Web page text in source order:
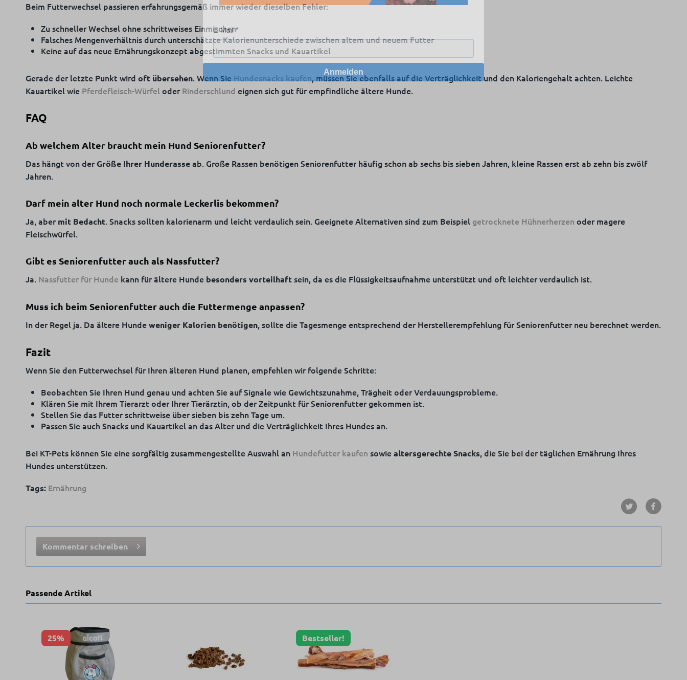
Beim Futterwechsel passieren erfahrungsgemäß immer wieder dieselben Fehler:
Zu schneller Wechsel ohne schrittweises Einmischen
Falsches Mengenverhältnis durch unterschätzte Kalorienunterschiede zwischen altem und neuem Futter
Keine auf das neue Ernährungskonzept abgestimmten Snacks und Kauartikel
Gerade der letzte Punkt wird oft übersehen. Wenn Sie Hundesnacks kaufen, müssen Sie ebenfalls auf die Verträglichkeit und den Kaloriengehalt achten. Leichte
Kauartikel wie Pferdefleisch-WürfeloderRinderschlund eignen sich gut für empfindliche ältere Hunde.
FAQ
Ab welchem Alter braucht mein Hund Seniorenfutter?
Das hängt von derGröße Ihrer Hunderasseab. Große Rassen benötigen Seniorenfutter häufig schon ab sechs bis sieben Jahren, kleine Rassen erst ab zehn bis zwölf
Jahren.
Darf mein alter Hund noch normale Leckerlis bekommen?
Ja, abermit Bedacht. Snacks sollten kalorienarm und leicht verdaulich sein. Geeignete Alternativen sind zum Beispiel getrocknete Hühnerherzen oder magere
Fleischwürfel.
Gibt es Seniorenfutter auch als Nassfutter?
Ja. Nassfutter für Hunde kann für ältere Hunde besonders vorteilhaftsein, da es die Flüssigkeitsaufnahme unterstützt und oft leichter verdaulich ist.
Muss ich beim Seniorenfutter auch die Futtermenge anpassen?
In der Regel ja. Da ältere Hundeweniger Kalorien benötigen, sollte die Tagesmenge entsprechend der Herstellerempfehlung für Seniorenfutter neu berechnet werden.
Fazit
Wenn Sie den Futterwechsel für Ihren älteren Hund planen, empfehlen wir folgende Schritte:
Beobachten Sie Ihren Hund genau und achten Sie auf Signale wie Gewichtszunahme, Trägheit oder Verdauungsprobleme.
Klären Sie mit Ihrem Tierarzt oder Ihrer Tierärztin, ob der Zeitpunkt für Seniorenfutter gekommen ist.
Stellen Sie das Futter schrittweise über sieben bis zehn Tage um.
Passen Sie auch Snacks und Kauartikel an das Alter und die Verträglichkeit Ihres Hundes an.
Bei KT-Pets können Sie eine sorgfältig zusammengestellte Auswahl an Hundefutter kaufen sowiealtersgerechte Snacks, die Sie bei der täglichen Ernährung Ihres
Hundes unterstützen.
Tags: Ernährung
Kommentar schreiben
Passende Artikel
25% Bestseller!
E-Mail
Anmelden